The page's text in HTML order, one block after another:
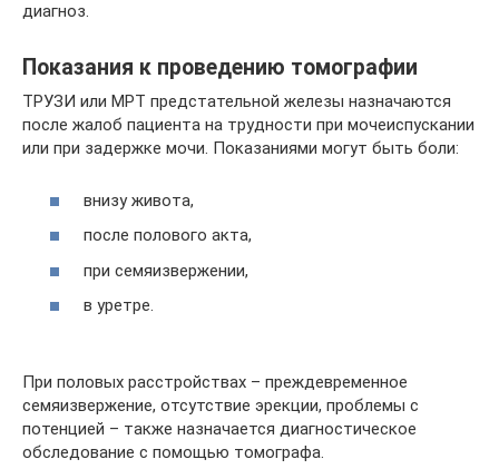
диагноз.
Показания к проведению томографии
ТРУЗИ или МРТ предстательной железы назначаются
после жалоб пациента на трудности при мочеиспускании
или при задержке мочи. Показаниями могут быть боли:
внизу живота,
после полового акта,
при семяизвержении,
в уретре.
При половых расстройствах – преждевременное
семяизвержение, отсутствие эрекции, проблемы с
потенцией – также назначается диагностическое
обследование с помощью томографа.